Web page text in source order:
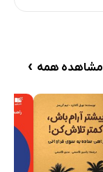
مشاهده همه ›